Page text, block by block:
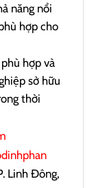
năng nổi
hợp cho
hợp và
sở hữu
thời
Linh Đông,